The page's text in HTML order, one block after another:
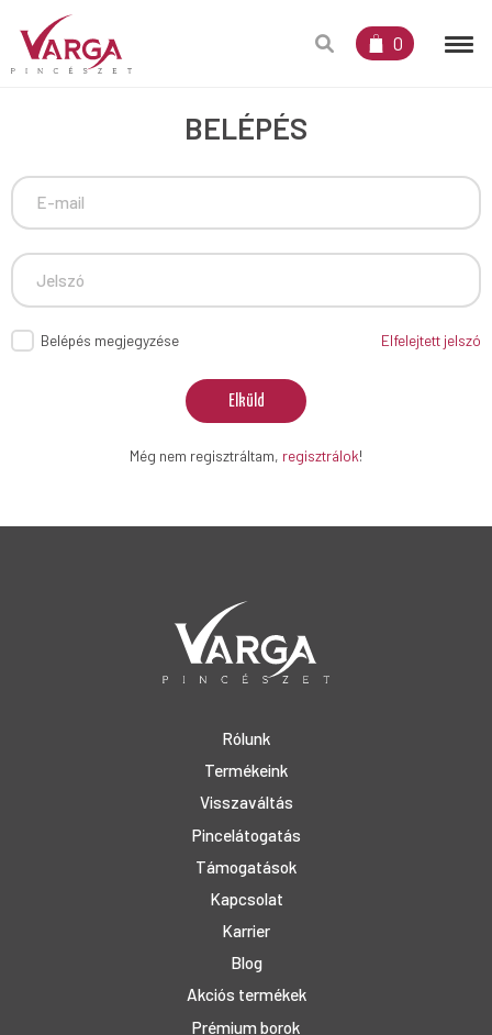
0
BELÉPÉS
Belépés megjegyzése Elfelejtett jelszó
Elküld
Még nem regisztráltam, regisztrálok!
Rólunk
Termékeink
Visszaváltás
Pincelátogatás
Támogatások
Kapcsolat
Karrier
Blog
Akciós termékek
Prémium borok